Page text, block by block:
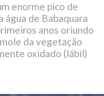
enorme pico de
água de Babaquara
anos oriundo
da vegetação
oxidado (lábil)